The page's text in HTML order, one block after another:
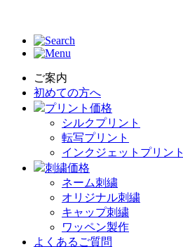
ご案内
初めての方へ
プリント価格
シルクプリント
転写プリント
インクジェットプリント
刺繍価格
ネーム刺繍
オリジナル刺繍
キャップ刺繍
ワッペン製作
よくあるご質問